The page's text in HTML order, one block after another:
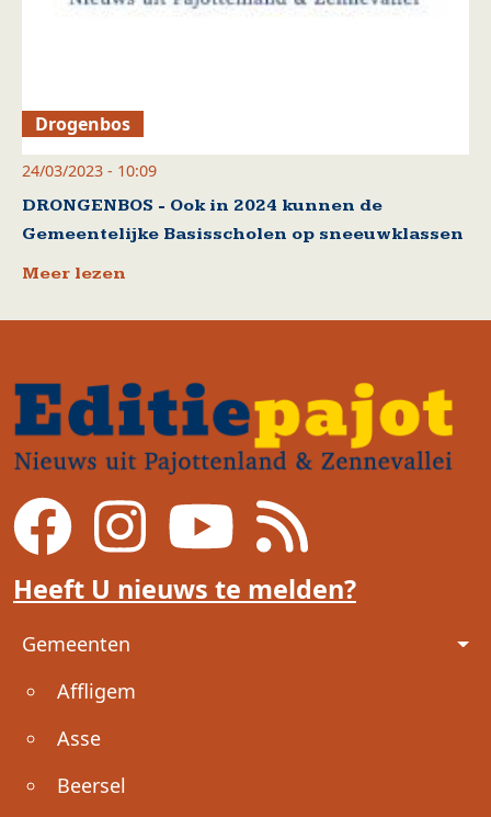
Drogenbos
24/03/2023 - 10:09
DRONGENBOS - Ook in 2024 kunnen de
Gemeentelijke Basisscholen op sneeuwklassen
Meer lezen
Heeft U nieuws te melden?
Voet
Gemeenten
Affligem
Asse
Beersel